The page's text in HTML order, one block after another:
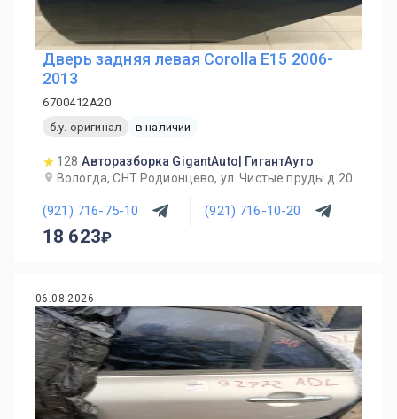
Дверь задняя левая Corolla E15 2006-
2013
6700412A20
б.у. оригинал
в наличии
128 Авторазборка GigantAuto| ГигантАуто
Вологда, СНТ Родионцево, ул. Чистые пруды д.20
(921) 716-75-10 (921) 716-10-20
18 623
06.08.2026